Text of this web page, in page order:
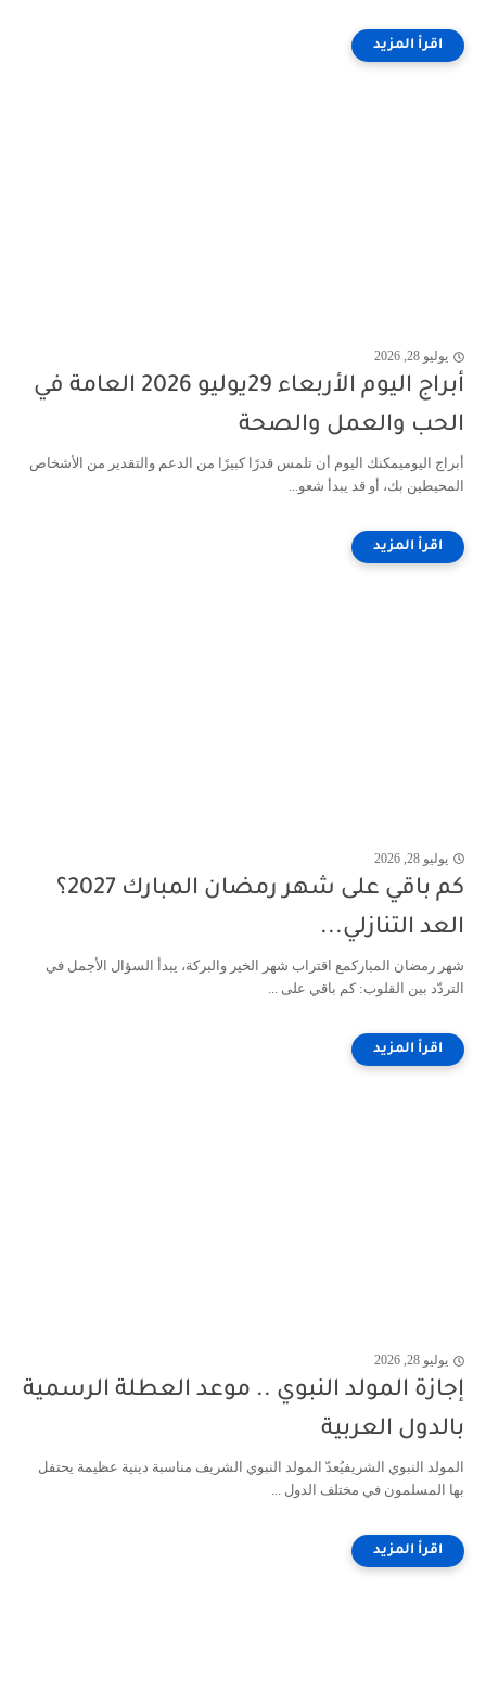
يوليو 28, 2026
أبراج اليوم الأربعاء 29يوليو 2026 العامة في
الحب والعمل والصحة
أبراج اليوميمكنك اليوم أن تلمس قدرًا كبيرًا من الدعم والتقدير من الأشخاص
المحيطين بك، أو قد يبدأ شعو...
يوليو 28, 2026
كم باقي على شهر رمضان المبارك 2027؟
العد التنازلي...
شهر رمضان المباركمع اقتراب شهر الخير والبركة، يبدأ السؤال الأجمل في
التردّد بين القلوب: كم باقي على ...
يوليو 28, 2026
إجازة المولد النبوي .. موعد العطلة الرسمية
بالدول العربية
المولد النبوي الشريفيُعدّ المولد النبوي الشريف مناسبة دينية عظيمة يحتفل
بها المسلمون في مختلف الدول ...